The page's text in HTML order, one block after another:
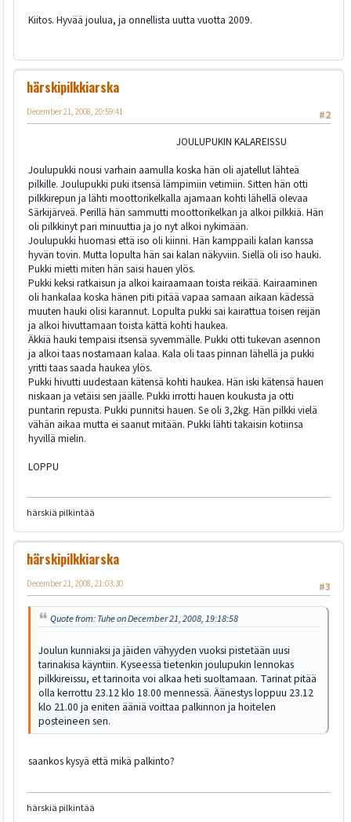
Kiitos. Hyvää joulua, ja onnellista uutta vuotta 2009.
härskipilkkiarska
#2
December 21, 2008, 20:59:41
JOULUPUKIN KALAREISSU
Joulupukki nousi varhain aamulla koska hän oli ajatellut lähteä
pilkille. Joulupukki puki itsensä lämpimiin vetimiin. Sitten hän otti
pilkkirepun ja lähti moottorikelkalla ajamaan kohti lähellä olevaa
Särkijärveä. Perillä hän sammutti moottorikelkan ja alkoi pilkkiä. Hän
oli pilkkinyt pari minuuttia ja jo nyt alkoi nykimään.
Joulupukki huomasi että iso oli kiinni. Hän kamppaili kalan kanssa
hyvän tovin. Mutta lopulta hän sai kalan näkyviin. Siellä oli iso hauki.
Pukki mietti miten hän saisi hauen ylös.
Pukki keksi ratkaisun ja alkoi kairaamaan toista reikää. Kairaaminen
oli hankalaa koska hänen piti pitää vapaa samaan aikaan kädessä
muuten hauki olisi karannut. Lopulta pukki sai kairattua toisen reijän
ja alkoi hivuttamaan toista kättä kohti haukea.
Äkkiä hauki tempaisi itsensä syvemmälle. Pukki otti tukevan asennon
ja alkoi taas nostamaan kalaa. Kala oli taas pinnan lähellä ja pukki
yritti taas saada haukea ylös.
Pukki hivutti uudestaan kätensä kohti haukea. Hän iski kätensä hauen
niskaan ja vetäisi sen jäälle. Pukki irrotti hauen koukusta ja otti
puntarin repusta. Pukki punnitsi hauen. Se oli 3,2kg. Hän pilkki vielä
vähän aikaa mutta ei saanut mitään. Pukki lähti takaisin kotiinsa
hyvillä mielin.
LOPPU
härskiä pilkintää
härskipilkkiarska
#3
December 21, 2008, 21:03:30
Quote from: Tuhe on December 21, 2008, 19:18:58
Joulun kunniaksi ja jäiden vähyyden vuoksi pistetään uusi
tarinakisa käyntiin. Kyseessä tietenkin joulupukin lennokas
pilkkireissu, et tarinoita voi alkaa heti suoltamaan. Tarinat pitää
olla kerrottu 23.12 klo 18.00 mennessä. Äänestys loppuu 23.12
klo 21.00 ja eniten ääniä voittaa palkinnon ja hoitelen
posteineen sen.
saankos kysyä että mikä palkinto?
härskiä pilkintää